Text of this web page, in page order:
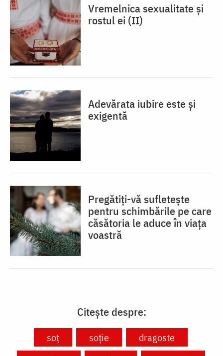
Vremelnica sexualitate și
rostul ei (II)
Adevărata iubire este și
exigentă
Pregătiți-vă sufletește
pentru schimbările pe care
căsătoria le aduce în viața
voastră
Citește despre:
soț soție
dragoste